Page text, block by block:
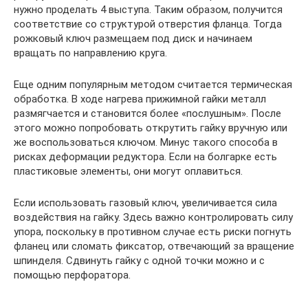
нужно проделать 4 выступа. Таким образом, получится
соответствие со структурой отверстия фланца. Тогда
рожковый ключ размещаем под диск и начинаем
вращать по направлению круга.
Еще одним популярным методом считается термическая
обработка. В ходе нагрева прижимной гайки металл
размягчается и становится более «послушным». После
этого можно попробовать открутить гайку вручную или
же воспользоваться ключом. Минус такого способа в
рисках деформации редуктора. Если на болгарке есть
пластиковые элементы, они могут оплавиться.
Если использовать газовый ключ, увеличивается сила
воздействия на гайку. Здесь важно контролировать силу
упора, поскольку в противном случае есть риски погнуть
фланец или сломать фиксатор, отвечающий за вращение
шпинделя. Сдвинуть гайку с одной точки можно и с
помощью перфоратора.